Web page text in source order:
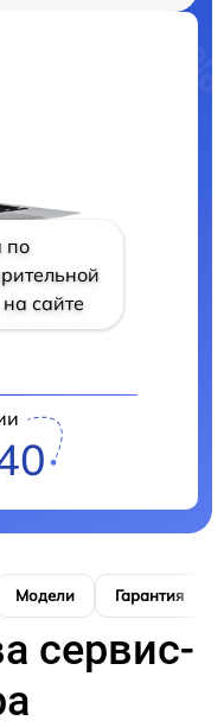
по
сайте
Модели Гарантия
сервис-